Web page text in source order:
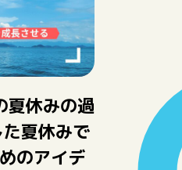
夏休みの過
夏休みで
のアイデ